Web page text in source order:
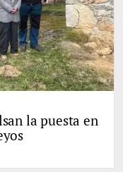
la puesta en